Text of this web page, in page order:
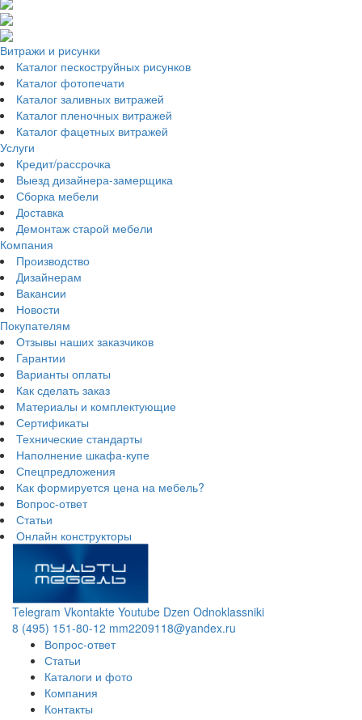
Витражи и рисунки
Каталог пескоструйных рисунков
Каталог фотопечати
Каталог заливных витражей
Каталог пленочных витражей
Каталог фацетных витражей
Услуги
Кредит/рассрочка
Выезд дизайнера-замерщика
Сборка мебели
Доставка
Демонтаж старой мебели
Компания
Производство
Дизайнерам
Вакансии
Новости
Покупателям
Отзывы наших заказчиков
Гарантии
Варианты оплаты
Как сделать заказ
Материалы и комплектующие
Сертификаты
Технические стандарты
Наполнение шкафа-купе
Спецпредложения
Как формируется цена на мебель?
Вопрос-ответ
Статьи
Онлайн конструкторы
Telegram Vkontakte Youtube Dzen Odnoklassniki
8 (495) 151-80-12 mm2209118@yandex.ru
Вопрос-ответ
Статьи
Каталоги и фото
Компания
Контакты